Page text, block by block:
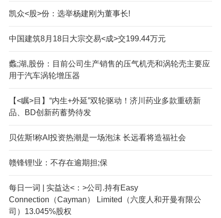
凯众<股>份：选举杨建刚为董事长!
中国建筑8月18日大宗交易<成>交199.44万元
蠡;湖,股份：目前公司生产销售的压气机壳和涡轮壳主要应
用于汽车涡轮增压器
【<瞩>目】“内生+外延”双轮驱动！济川药业多款重磅新
品、BD创新药蓄势待发
贝佐斯!称AI投资热潮是一场泡沫 长远看将造福社会
赣锋锂!业：不存在逾期担;保
每日一词 | 实益达<：>公司.持有Easy
Connection（Cayman） Limited（六度人和开曼有限公
司）13.045%股权